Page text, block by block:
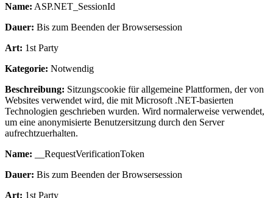
Name: ASP.NET_SessionId
Dauer: Bis zum Beenden der Browsersession
Art: 1st Party
Kategorie: Notwendig
Beschreibung: Sitzungscookie für allgemeine Plattformen, der von
Websites verwendet wird, die mit Microsoft .NET-basierten
Technologien geschrieben wurden. Wird normalerweise verwendet,
um eine anonymisierte Benutzersitzung durch den Server
aufrechtzuerhalten.
Name: __RequestVerificationToken
Dauer: Bis zum Beenden der Browsersession
Art: 1st Party